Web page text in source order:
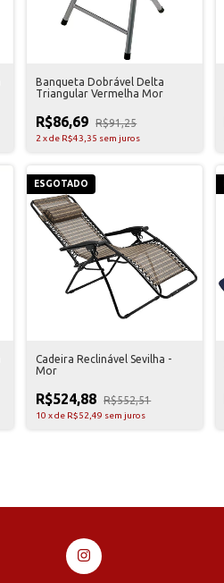
Banqueta Dobrável Delta
Triangular Vermelha Mor
R$86,69 R$91,25
2 xde R$43,35 sem juros
ESGOTADO
Cadeira Reclinável Sevilha -
Mor
R$524,88 R$552,51
10 xde R$52,49 sem juros